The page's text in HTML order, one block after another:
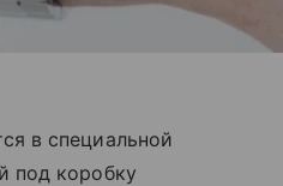
в специальной
под коробку